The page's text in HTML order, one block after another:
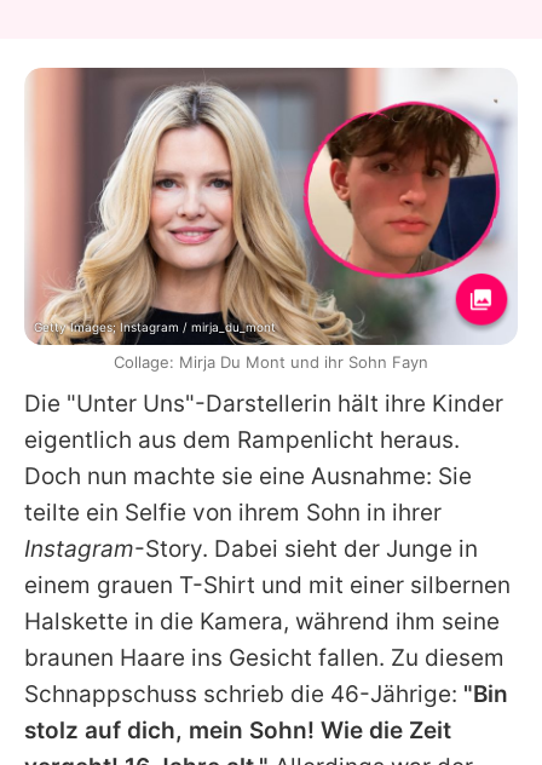
Die "Unter Uns"-Darstellerin hält ihre Kinder
eigentlich aus dem Rampenlicht heraus.
Doch nun machte sie eine Ausnahme: Sie
teilte ein Selfie von ihrem Sohn in ihrer
Instagram-Story. Dabei sieht der Junge in
einem grauen T-Shirt und mit einer silbernen
Halskette in die Kamera, während ihm seine
braunen Haare ins Gesicht fallen. Zu diesem
Schnappschuss schrieb die 46-Jährige: "Bin
stolz auf dich, mein Sohn! Wie die Zeit
Getty Images; Instagram / mirja_du_mont
Collage: Mirja Du Mont und ihr Sohn Fayn